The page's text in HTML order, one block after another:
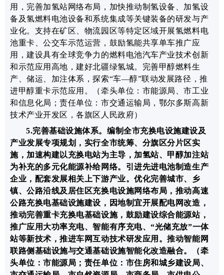
用， 完善加氢站网络布局， 加快推动制氢设备、加氢设
备及氢燃料电池设备和系统集成等关键装备的研发与产
业化。支持在矿区、物流园区等特定区域开展氢燃料电
池重卡、公交车示范运营 ，鼓励氢能共享单车推广应
用，建设具有全球竞争力的燃料电池汽车产业技术创新
和示范应用高地，建好北疆绿氢城。 完善甲醇燃料生
产、储运、加注体系，探索“车—醇”联动发展路径，推
进甲醇重卡示范应用 。
（牵头单位：市能源局、市工业
和信息化局；责任单位：市交通运输局， 鄂尔多斯高新
技术产业开发区 ，各旗区人民政府）
5.完善基础设施体系。 编制全市充换电设施建设及
产业发展专项规划 ，实行全市统筹、 分旗区分片区实
施， 加速构建以充换电站为主导， 加氢站、甲醇加注站
为补充的多元化能源补给网络。 引进先进电池制造生产
企业，配套发展相关上下游产业。优化完善城市、乡
镇、公路沿线及居住区充换电设施网络布局，推动高速
公路充换电基础设施建设，因地制宜开展配电网改造，
推动完善重卡充换电基础设施，鼓励建设综合能源站，
推广应用大功率充电、智能有序充电、“光储充放”一体
站等新技术，推进车网互动技术研发应用。推动智能网
联路侧基础设施与交通基础设施智能化改造融合。
（牵
头单位：市能源局；责任单位：市住房和城乡建设局、